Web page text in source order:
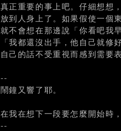
真正重要的事上吧。仔細想想
放到人身上了。如果假使一個
就不會想在那邊說「你看吧我
「我都還沒出手，他自己就修
自己的話不受重視而感到需要
--
鬧鐘又響了耶。
在我在想下一段要怎麼開始時
--